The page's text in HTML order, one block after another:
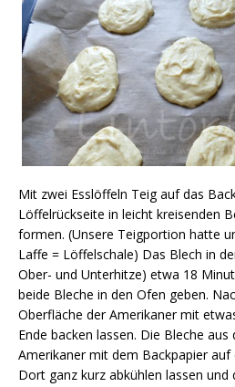
Mit zwei Esslöffeln Teig auf das
Löffelrückseite in leicht kreisenden
formen. (Unsere Teigportion hatte
Laffe = Löffelschale) Das Blech in
Ober- und Unterhitze) etwa 18
beide Bleche in den Ofen geben.
Oberfläche der Amerikaner mit
Ende backen lassen. Die Bleche
Amerikaner mit dem Backpapier auf
Dort ganz kurz abkühlen lassen und